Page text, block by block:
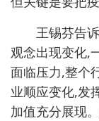
王锡芬告
观念出现变化,
面临压力,整个
业顺应变化,发
加值充分展现